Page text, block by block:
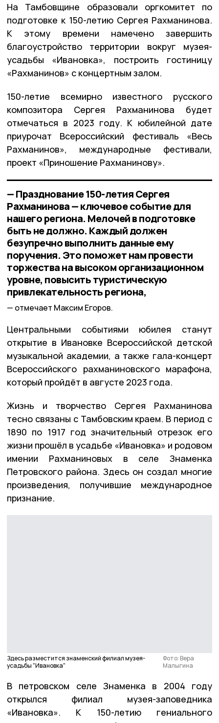
На Тамбовщине образовали оргкомитет по
подготовке к 150-летию Сергея Рахманинова.
К этому времени намечено завершить
благоустройство территории вокруг музея-
усадьбы «Ивановка», построить гостиницу
«Рахманинов» с концертным залом.
150-летие всемирно известного русского
композитора Сергея Рахманинова будет
отмечаться в 2023 году. К юбилейной дате
приурочат Всероссийский фестиваль «Весь
Рахманинов», международные фестивали,
проект «Приношение Рахманинову».
— Празднование 150-летия Сергея
Рахманинова — ключевое событие для
нашего региона. Мелочей в подготовке
быть не должно. Каждый должен
безупречно выполнить данные ему
поручения. Это поможет нам провести
торжества на высоком организационном
уровне, повысить туристическую
привлекательность региона,
отмечает Максим Егоров.
Центральными событиями юбилея станут
открытие в Ивановке Всероссийской детской
музыкальной академии, а также гала-концерт
Всероссийского рахманиновского марафона,
который пройдёт в августе 2023 года.
Жизнь и творчество Сергея Рахманинова
тесно связаны с Тамбовским краем. В период с
1890 по 1917 год значительный отрезок его
жизни прошёл в усадьбе «Ивановка» и родовом
имении Рахманиновых в селе Знаменка
Петровского района. Здесь он создал многие
произведения, получившие международное
признание.
Здесь разместится знаменский филиал музея-
усадьбы "Ивановка"
Фото: Вера
Малыгина
В петровском селе Знаменка в 2004 году
открылся филиал музея-заповедника
«Ивановка». К 150-летию гениального